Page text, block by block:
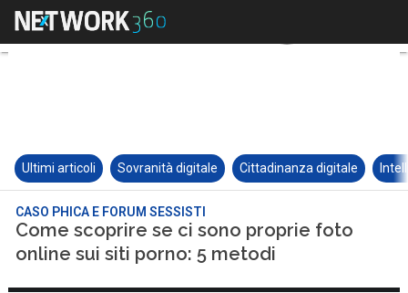
Ultimi articoli Sovranità digitale Cittadinanza digitale
CASO PHICA E FORUM SESSISTI
Come scoprire se ci sono proprie foto
online sui siti porno: 5 metodi